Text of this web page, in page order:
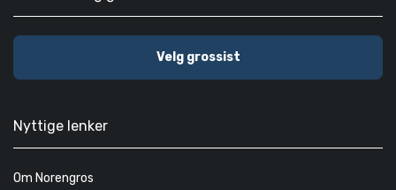
Velg grossist
Nyttige lenker
Om Norengros